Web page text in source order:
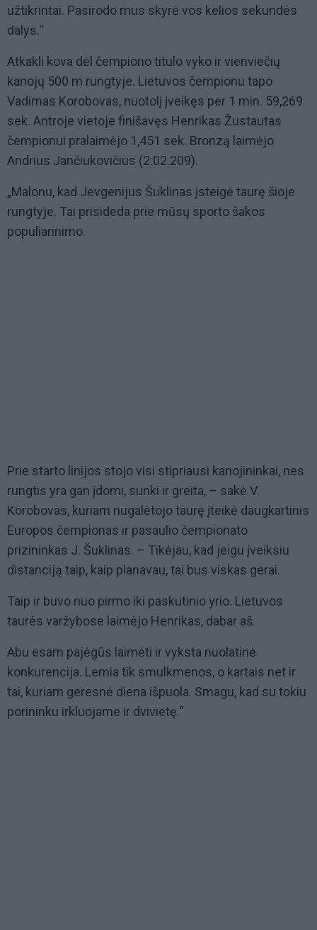
užtikrintai. Pasirodo mus skyrė vos kelios sekundės
dalys.“
Atkakli kova dėl čempiono titulo vyko ir vienviečių
kanojų 500 m rungtyje. Lietuvos čempionu tapo
Vadimas Korobovas, nuotolį įveikęs per 1 min. 59,269
sek. Antroje vietoje finišavęs Henrikas Žustautas
čempionui pralaimėjo 1,451 sek. Bronzą laimėjo
Andrius Jančiukovičius (2:02.209).
„Malonu, kad Jevgenijus Šuklinas įsteigė taurę šioje
rungtyje. Tai prisideda prie mūsų sporto šakos
populiarinimo.
Prie starto linijos stojo visi stipriausi kanojininkai, nes
rungtis yra gan įdomi, sunki ir greita, – sakė V.
Korobovas, kuriam nugalėtojo taurę įteikė daugkartinis
Europos čempionas ir pasaulio čempionato
prizininkas J. Šuklinas. – Tikėjau, kad jeigu įveiksiu
distanciją taip, kaip planavau, tai bus viskas gerai.
Taip ir buvo nuo pirmo iki paskutinio yrio. Lietuvos
taurės varžybose laimėjo Henrikas, dabar aš.
Abu esam pajėgūs laimėti ir vyksta nuolatinė
konkurencija. Lemia tik smulkmenos, o kartais net ir
tai, kuriam geresnė diena išpuola. Smagu, kad su tokiu
porininku irkluojame ir dvivietę.“